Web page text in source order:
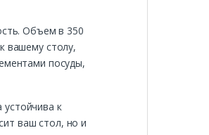
Объем в 350
вашему столу,
посуды,
к
ваш стол, но и